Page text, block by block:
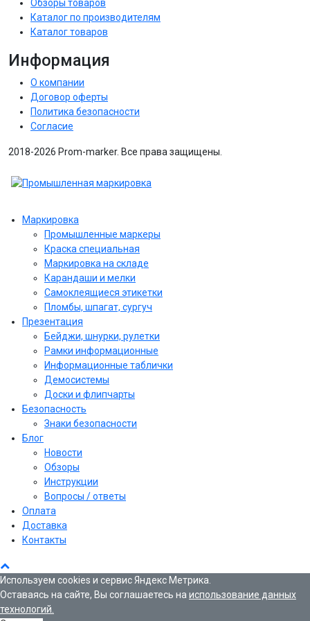
Обзоры товаров
Каталог по производителям
Каталог товаров
Информация
О компании
Договор оферты
Политика безопасности
Согласие
2018-2026 Prom-marker. Все права защищены.
Маркировка
Промышленные маркеры
Краска специальная
Маркировка на складе
Карандаши и мелки
Самоклеящиеся этикетки
Пломбы, шпагат, сургуч
Презентация
Бейджи, шнурки, рулетки
Рамки информационные
Информационные таблички
Демосистемы
Доски и флипчарты
Безопасность
Знаки безопасности
Блог
Новости
Обзоры
Инструкции
Вопросы / ответы
Оплата
Доставка
Контакты
Используем cookies и сервис Яндекс Метрика.
Оставаясь на сайте, Вы соглашаетесь наиспользование данных
технологий.